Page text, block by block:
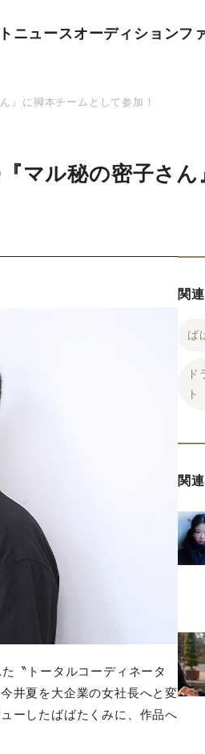
ニュースオーディションフ
』に脚本チームとして参加！
マル秘の密子さ
〝トータルコーディネータ
井夏を大企業の女社長へと変
ーしたばばたくみに、作品へ
関
ば
ド
ト
関